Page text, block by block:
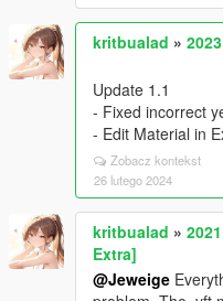
kritbualad »
Update 1.1
- Fixed incorrect
- Edit Material in
Zobacz kontekst
26 lutego 2024
kritbualad »
Extra]
@Jeweige